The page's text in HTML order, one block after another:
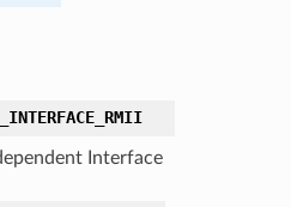
Interface